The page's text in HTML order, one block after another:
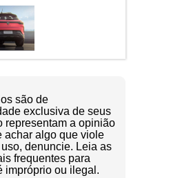
são de
exclusiva de seus
representam a opinião
achar algo que viole
denuncie. Leia as
frequentes para
impróprio ou ilegal.